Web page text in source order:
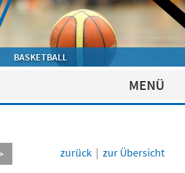
BASKETBALL
MENÜ
zurück | zur Übersicht